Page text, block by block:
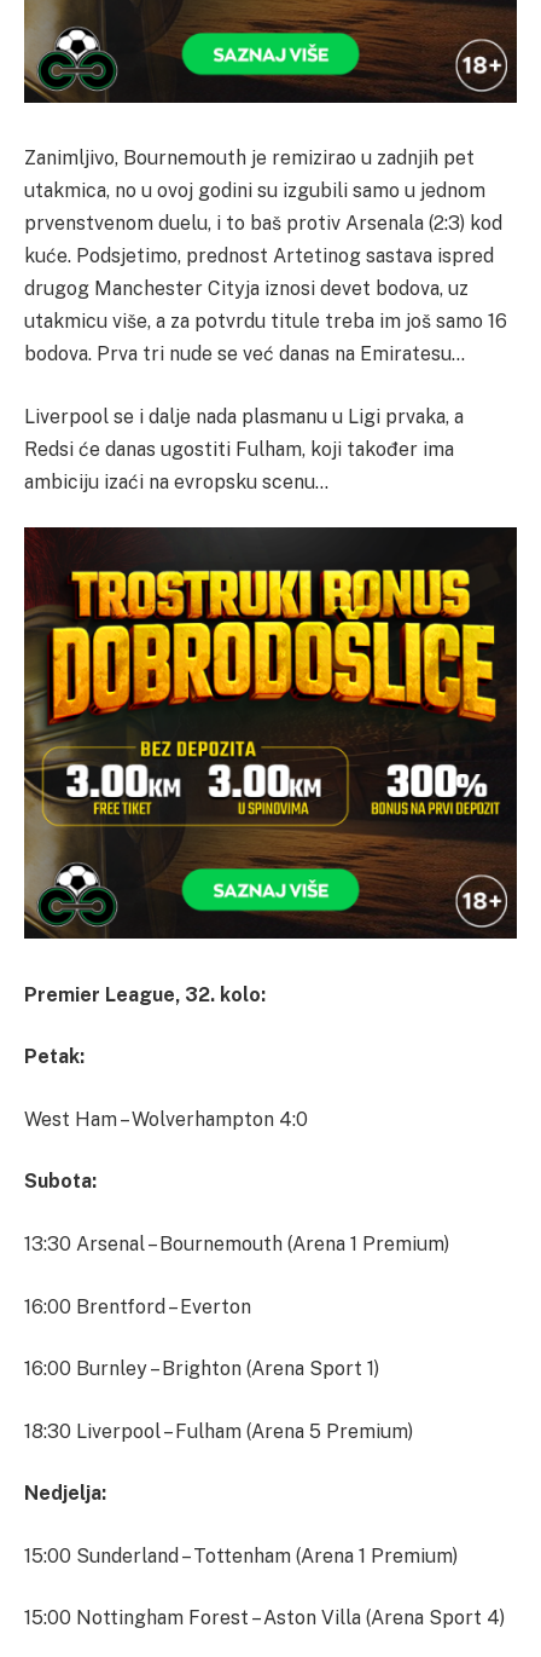
Zanimljivo, Bournemouth je remizirao u zadnjih pet
utakmica, no u ovoj godini su izgubili samo u jednom
prvenstvenom duelu, i to baš protiv Arsenala (2:3) kod
kuće. Podsjetimo, prednost Artetinog sastava ispred
drugog Manchester Cityja iznosi devet bodova, uz
utakmicu više, a za potvrdu titule treba im još samo 16
bodova. Prva tri nude se već danas na Emiratesu…
Liverpool se i dalje nada plasmanu u Ligi prvaka, a
Redsi će danas ugostiti Fulham, koji također ima
ambiciju izaći na evropsku scenu…
Premier League, 32. kolo:
Petak:
West Ham – Wolverhampton 4:0
Subota:
13:30 Arsenal – Bournemouth (Arena 1 Premium)
16:00 Brentford – Everton
16:00 Burnley – Brighton (Arena Sport 1)
18:30 Liverpool – Fulham (Arena 5 Premium)
Nedjelja:
15:00 Sunderland – Tottenham (Arena 1 Premium)
15:00 Nottingham Forest – Aston Villa (Arena Sport 4)